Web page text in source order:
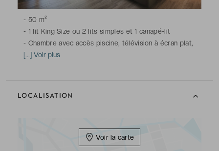
- 50 m²
- 1 lit King Size ou 2 lits simples et 1 canapé-lit
- Chambre avec accès piscine, télévision à écran plat,
climatisation, minibar, bouilloire électrique, nécessaire à
[...] Voir plus
LOCALISATION
Voir la carte